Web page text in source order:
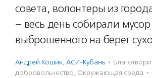
совета, волонтеры из
– весь день собирали мусор
выброшенного на берег
Андрей Кошик, АСИ-Кубань ·
доброволь­чест­во, Окружающая среда ·